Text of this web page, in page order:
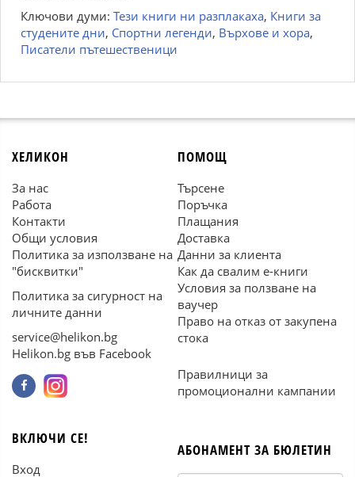
Ключови думи: Тези книги ни разплакаха, Книги за
студените дни, Спортни легенди, Върхове и хора,
Писатели пътешественици
ХЕЛИКОН
За нас
Работа
Контакти
Общи условия
Политика за използване на
"бисквитки"
Политика за сигурност на
личните данни
service@helikon.bg
Helikon.bg във Facebook
ПОМОЩ
Търсене
Поръчка
Плащания
Доставка
Данни за клиента
Как да свалим е-книги
Условия за ползване на
ваучер
Право на отказ от закупена
стока
Правилници за
промоционални кампании
ВКЛЮЧИ СЕ!
Вход
АБОНАМЕНТ ЗА БЮЛЕТИН